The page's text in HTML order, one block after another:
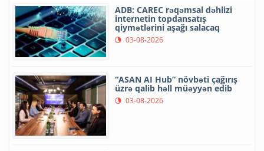
ADB: CAREC rəqəmsal dəhlizi
internetin topdansatış
qiymətlərini aşağı salacaq
03-08-2026
“ASAN AI Hub” növbəti çağırış
üzrə qalib həll müəyyən edib
03-08-2026